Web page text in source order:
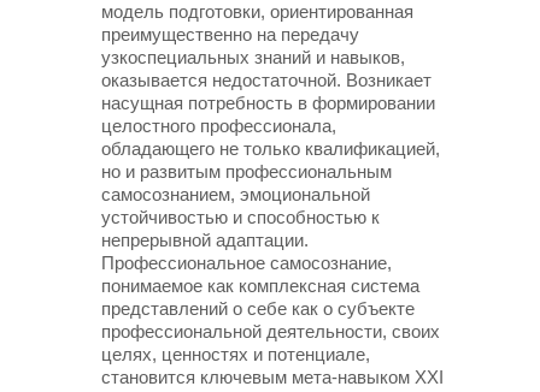
модель подготовки, ориентированная
преимущественно на передачу
узкоспециальных знаний и навыков,
оказывается недостаточной. Возникает
насущная потребность в формировании
целостного профессионала,
обладающего не только квалификацией,
но и развитым профессиональным
самосознанием, эмоциональной
устойчивостью и способностью к
непрерывной адаптации.
Профессиональное самосознание,
понимаемое как комплексная система
представлений о себе как о субъекте
профессиональной деятельности, своих
целях, ценностях и потенциале,
становится ключевым мета-навыком XXI